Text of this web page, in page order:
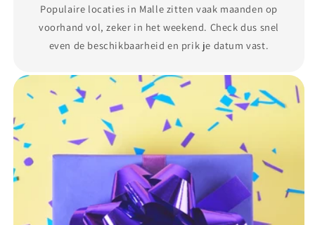
Populaire locaties in Malle zitten vaak maanden op
voorhand vol, zeker in het weekend. Check dus snel
even de beschikbaarheid en prik je datum vast.